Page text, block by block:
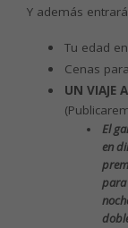
Y además
Tu edad
Cenas
UN VIAJE
El
en
para